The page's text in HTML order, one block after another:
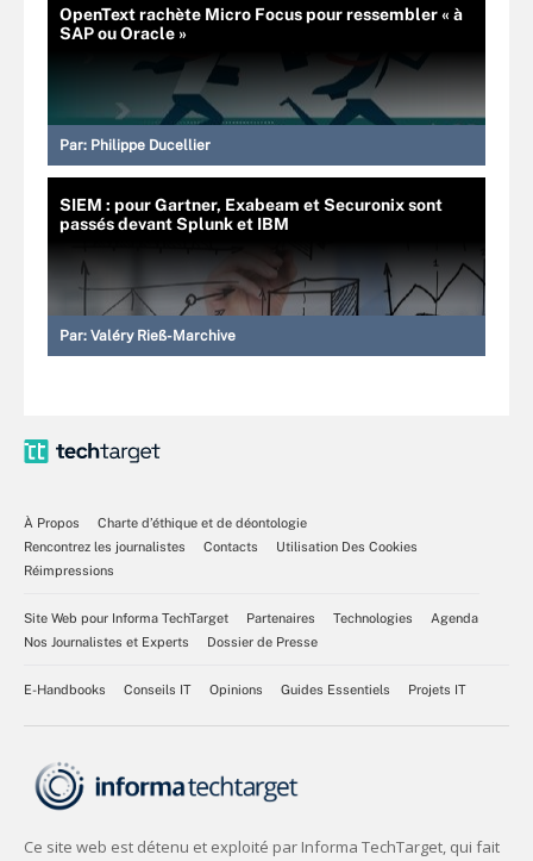
OpenText rachète Micro Focus pour ressembler « à
SAP ou Oracle »
Par: Philippe Ducellier
SIEM : pour Gartner, Exabeam et Securonix sont
passés devant Splunk et IBM
Par: Valéry Rieß-Marchive
À Propos
Charte d’éthique et de déontologie
Rencontrez les journalistes
Contacts
Utilisation Des Cookies
Réimpressions
Site Web pour Informa TechTarget Partenaires Technologies
Agenda
Nos Journalistes et Experts
Dossier de Presse
E-Handbooks Conseils IT Opinions Guides Essentiels Projets IT